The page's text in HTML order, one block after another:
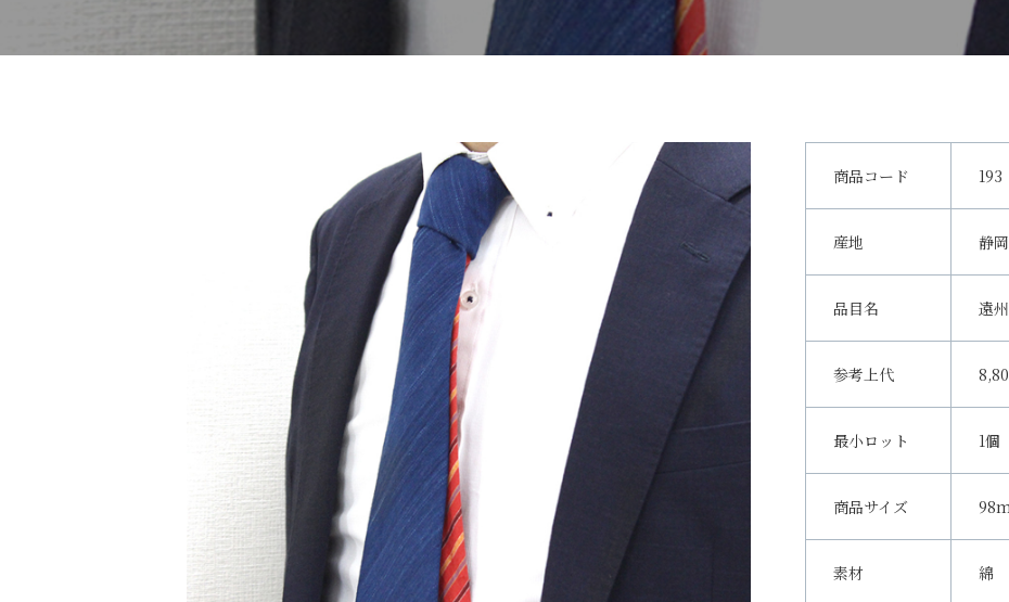
商品コード 193
産地 静
品目名 遠
参考上代
最小ロット 1個
商品サイズ
素材 綿